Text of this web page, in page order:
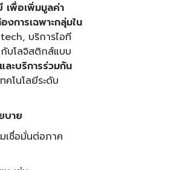
เพื่อเพิ่มมูลค่า
การเฉพาะกลุ่มใน
บริการไอที
บโลจิสติกส์แบบ
ะบริการร่วมกัน
โนโลยีระดับ
บาย
เชื่อมั่นต่อภาค